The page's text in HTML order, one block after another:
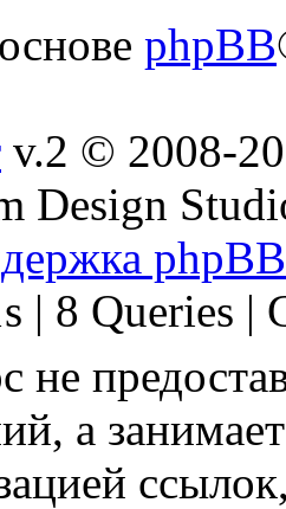
phpBB
v.2 © 2008-
Design
phpBB
| 8 Queries |
не
а